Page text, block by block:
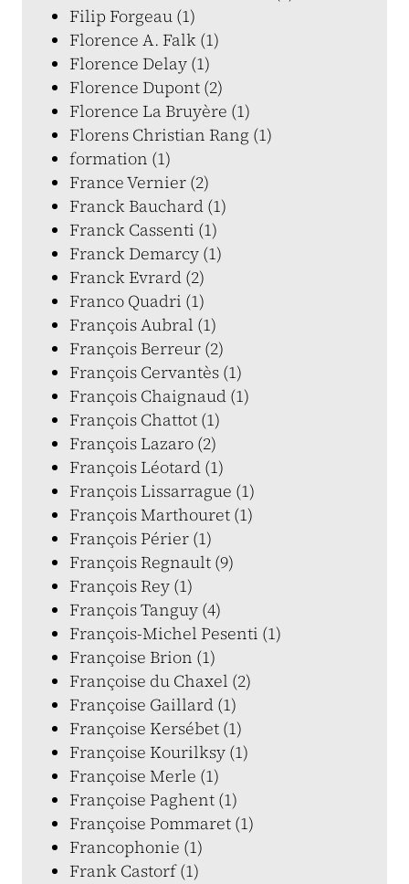
Filip Forgeau (1)
Florence A. Falk (1)
Florence Delay (1)
Florence Dupont (2)
Florence La Bruyère (1)
Florens Christian Rang (1)
formation (1)
France Vernier (2)
Franck Bauchard (1)
Franck Cassenti (1)
Franck Demarcy (1)
Franck Evrard (2)
Franco Quadri (1)
François Aubral (1)
François Berreur (2)
François Cervantès (1)
François Chaignaud (1)
François Chattot (1)
François Lazaro (2)
François Léotard (1)
François Lissarrague (1)
François Marthouret (1)
François Périer (1)
François Regnault (9)
François Rey (1)
François Tanguy (4)
François-Michel Pesenti (1)
Françoise Brion (1)
Françoise du Chaxel (2)
Françoise Gaillard (1)
Françoise Kersébet (1)
Françoise Kourilksy (1)
Françoise Merle (1)
Françoise Paghent (1)
Françoise Pommaret (1)
Francophonie (1)
Frank Castorf (1)